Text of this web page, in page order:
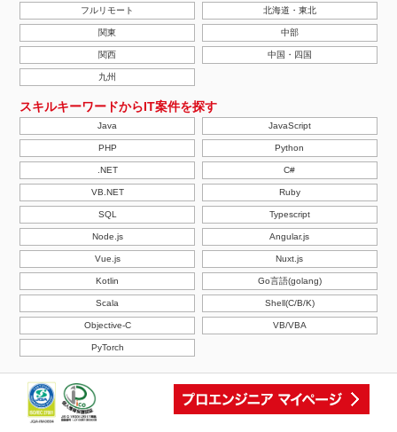
フルリモート 北海道・東北
関東 中部
関西 中国・四国
九州
スキルキーワードからIT案件を探す
Java JavaScript
PHP Python
.NET C#
VB.NET Ruby
SQL Typescript
Node.js Angular.js
Vue.js Nuxt.js
Kotlin Go言語(golang)
Scala Shell(C/B/K)
Objective-C VB/VBA
PyTorch